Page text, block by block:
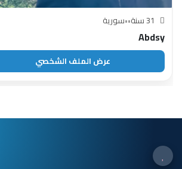
•
•سورية
Abdsy
عرض الملف الشخصي